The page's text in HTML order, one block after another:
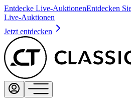
Entdecke Live-AuktionenEntdecken
Live-Auktionen
Jetzt entdecken